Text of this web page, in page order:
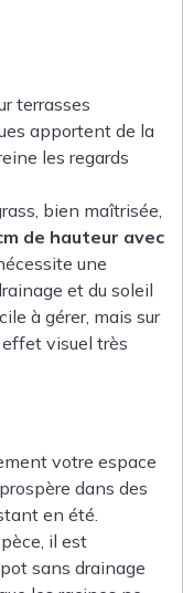
terrasses
apportent de la
les regards
bien maîtrisée,
de hauteur avec
une
et du soleil
à gérer, mais sur
visuel très
votre espace
dans des
en été.
il est
sans drainage